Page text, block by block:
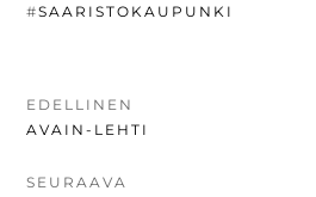
#SAARISTOKAUPUNKI
ARTIKKELIEN
SELAUS
EDELLINEN
EDELLINEN
AVAIN-LEHTI
SEURAAVA